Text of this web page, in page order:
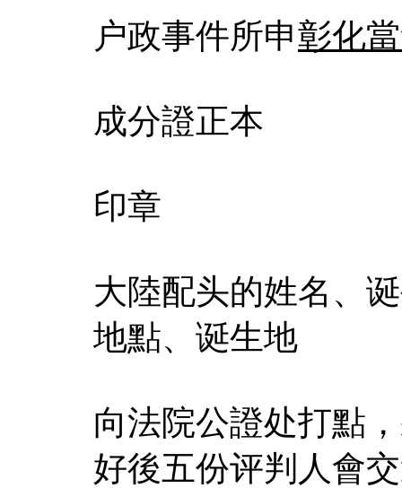
户政事件所申彰化
成分證正本
印章
大陸配头的姓名、
地點、诞生地
向法院公證处打點
好後五份评判人會